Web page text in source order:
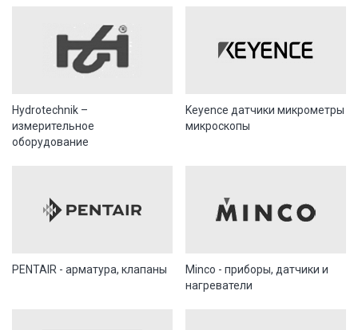
Hydrotechnik –
измерительное
оборудование
Keyence датчики микрометры
микроскопы
PENTAIR - арматура, клапаны
Minco - приборы, датчики и
нагреватели